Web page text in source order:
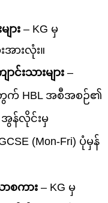
ား – KG မှ
အားလုံး။
းသားများ –
က် HBL အစီအစဉ်၏
န်လိုင်းမှ
(Mon-Fri) ပုံမှန်
စကား – KG မှ